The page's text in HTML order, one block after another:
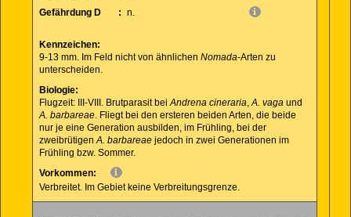
Gefährdung D
: n.
Kennzeichen:
9-13 mm. Im Feld nicht von ähnlichen Nomada-Arten zu
unterscheiden.
Biologie:
Flugzeit: III-VIII. Brutparasit beiAndrena cineraria,A. vagaund
A. barbareae. Fliegt bei den ersteren beiden Arten, die beide
nur je eine Generation ausbilden, im Frühling, bei der
zweibrütigenA. barbareaejedoch in zwei Generationen im
Frühling bzw. Sommer.
Vorkommen:
Verbreitet. Im Gebiet keine Verbreitungsgrenze.